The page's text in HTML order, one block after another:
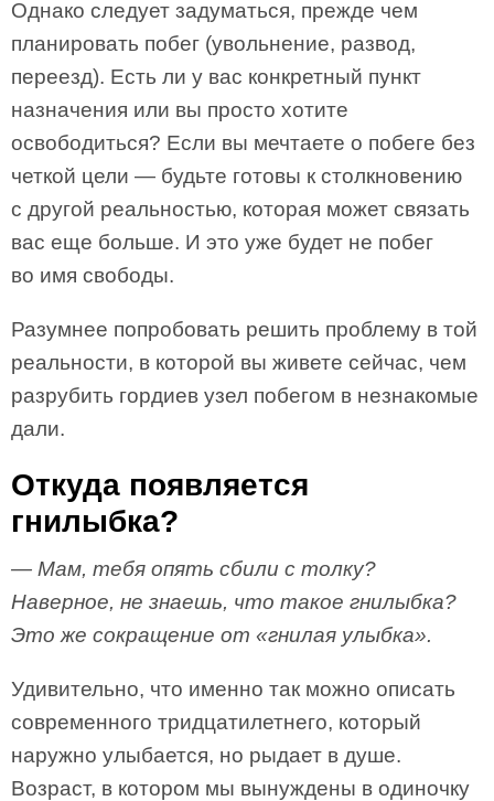
Однако следует задуматься, прежде чем
планировать побег (увольнение, развод,
переезд). Есть ли у вас конкретный пункт
назначения или вы просто хотите
освободиться? Если вы мечтаете о побеге без
четкой цели — будьте готовы к столкновению
с другой реальностью, которая может связать
вас еще больше. И это уже будет не побег
во имя свободы.
Разумнее попробовать решить проблему в той
реальности, в которой вы живете сейчас, чем
разрубить гордиев узел побегом в незнакомые
дали.
Откуда появляется
гнилыбка?
— Мам, тебя опять сбили с толку?
Наверное, не знаешь, что такое гнилыбка?
Это же сокращение от «гнилая улыбка».
Удивительно, что именно так можно описать
современного тридцатилетнего, который
наружно улыбается, но рыдает в душе.
Возраст, в котором мы вынуждены в одиночку